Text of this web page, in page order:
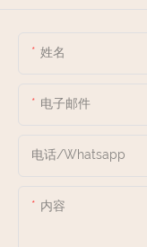
姓名
电子邮件
电话/whatsapp
内容